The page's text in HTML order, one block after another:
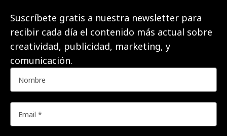
Suscríbete gratis a nuestra newsletter para
recibir cada día el contenido más actual sobre
creatividad, publicidad, marketing, y
comunicación.